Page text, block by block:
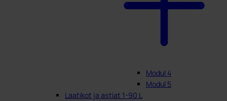
Modul 4
Modul 5
Laatikot ja astiat 1-90 L